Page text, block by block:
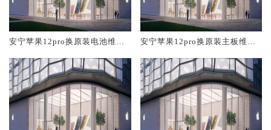
安宁苹果12pro换原装电池维修
安宁苹果12pro换原装主板维修